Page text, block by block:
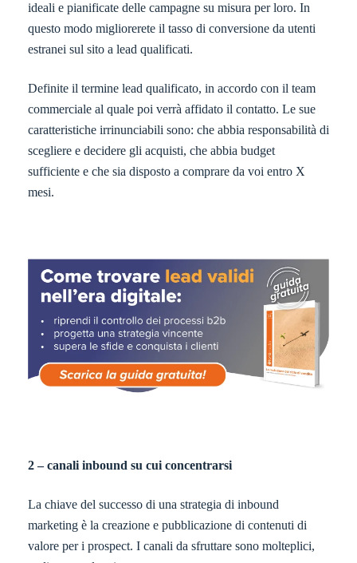
ideali e pianificate delle campagne su misura per loro. In
questo modo migliorerete il tasso di conversione da utenti
estranei sul sito a lead qualificati.
Definite il termine lead qualificato, in accordo con il team
commerciale al quale poi verrà affidato il contatto. Le sue
caratteristiche irrinunciabili sono: che abbia responsabilità di
scegliere e decidere gli acquisti, che abbia budget
sufficiente e che sia disposto a comprare da voi entro X
mesi.
2 – canali inbound su cui concentrarsi
La chiave del successo di una strategia di inbound
marketing è la creazione e pubblicazione di contenuti di
valore per i prospect. I canali da sfruttare sono molteplici,